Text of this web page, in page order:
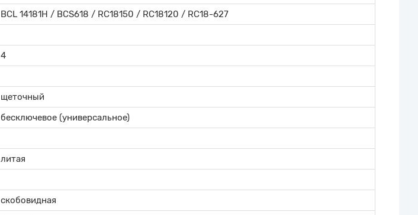
BCL 14181H / BCS618 / RC18150 / RC18120 / RC18-627
4
щеточный
бесключевое (универсальное)
литая
скобовидная